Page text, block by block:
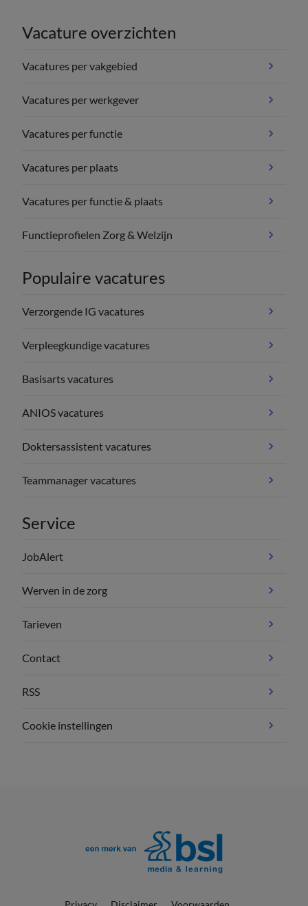
Vacature overzichten
Vacatures per vakgebied
Vacatures per werkgever
Vacatures per functie
Vacatures per plaats
Vacatures per functie & plaats
Functieprofielen Zorg & Welzijn
Populaire vacatures
Verzorgende IG vacatures
Verpleegkundige vacatures
Basisarts vacatures
ANIOS vacatures
Doktersassistent vacatures
Teammanager vacatures
Service
JobAlert
Werven in de zorg
Tarieven
Contact
RSS
Cookie instellingen